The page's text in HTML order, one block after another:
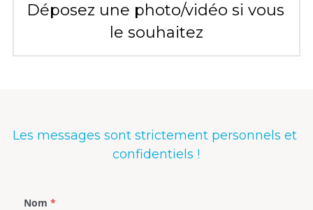
Déposez une photo/vidéo si vous
le souhaitez
Les messages sont strictement personnels et
confidentiels !
Nom *